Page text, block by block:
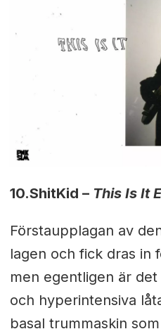
10.ShitKid – This Is It
Förstaupplagan av
lagen och fick dras in
men egentligen är det
och hyperintensiva
basal trummaskin